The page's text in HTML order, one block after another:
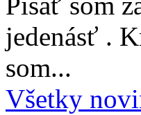
jedenásť .
som...
Všetky